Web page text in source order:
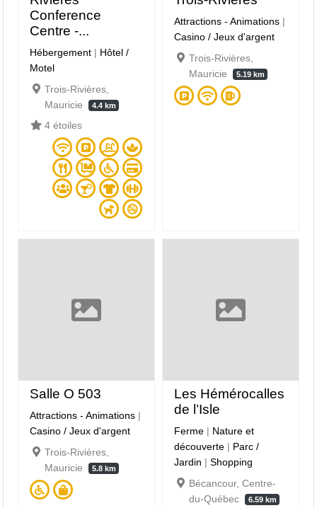
Conference
Centre -...
Hébergement | Hôtel /
Motel
Trois-Rivières,
Mauricie
4.4 km
4 étoiles
Attractions - Animations |
Casino / Jeux d'argent
Trois-Rivières,
Mauricie
5.19 km
Salle O 503
Attractions - Animations |
Casino / Jeux d'argent
Trois-Rivières,
Mauricie
5.8 km
Les Hémérocalles
de l’Isle
Ferme | Nature et
découverte | Parc /
Jardin | Shopping
Bécancour, Centre-
du-Québec
6.59 km